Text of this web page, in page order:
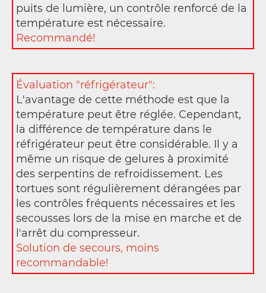
puits de lumière, un contrôle renforcé de la
température est nécessaire.
Recommandé!
Évaluation "réfrigérateur":
L'avantage de cette méthode est que la
température peut être réglée. Cependant,
la différence de température dans le
réfrigérateur peut être considérable. Il y a
même un risque de gelures à proximité
des serpentins de refroidissement. Les
tortues sont régulièrement dérangées par
les contrôles fréquents nécessaires et les
secousses lors de la mise en marche et de
l'arrêt du compresseur.
Solution de secours, moins
recommandable!